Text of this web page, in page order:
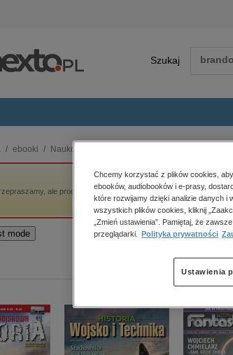
Szukaj
aranżacja wnętrz
branżowe, gospodarka
wydania
lifestyle, kultura
polityka,
psychologiczne
inne
popularno-
historia
zdrowie
religie
ebooki Naukowe i akademickie
ale produkt „Przegląd. 47” nie jest dostępny.
mode
Chcemy korzystać z plików cookies,
ebooków, audiobooków i e-prasy,
które rozwijamy dzięki analizie danych i
wszystkich plików cookies, kliknij
„Zmień ustawienia”. Pamiętaj, że
przeglądarki.
Polityka prywatności
Ustawienia